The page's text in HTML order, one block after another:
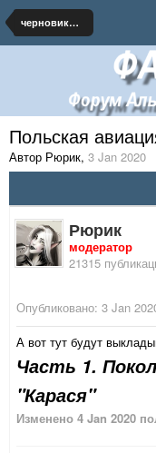
черновики и наброски по миру
Польская
Автор Рюрик, 3 Jan 2020
Рюрик
модератор
21315
Опубликовано: 3 Jan
А вот тут будут
Часть 1.
"Карася"
Изменено 4 Jan 2020